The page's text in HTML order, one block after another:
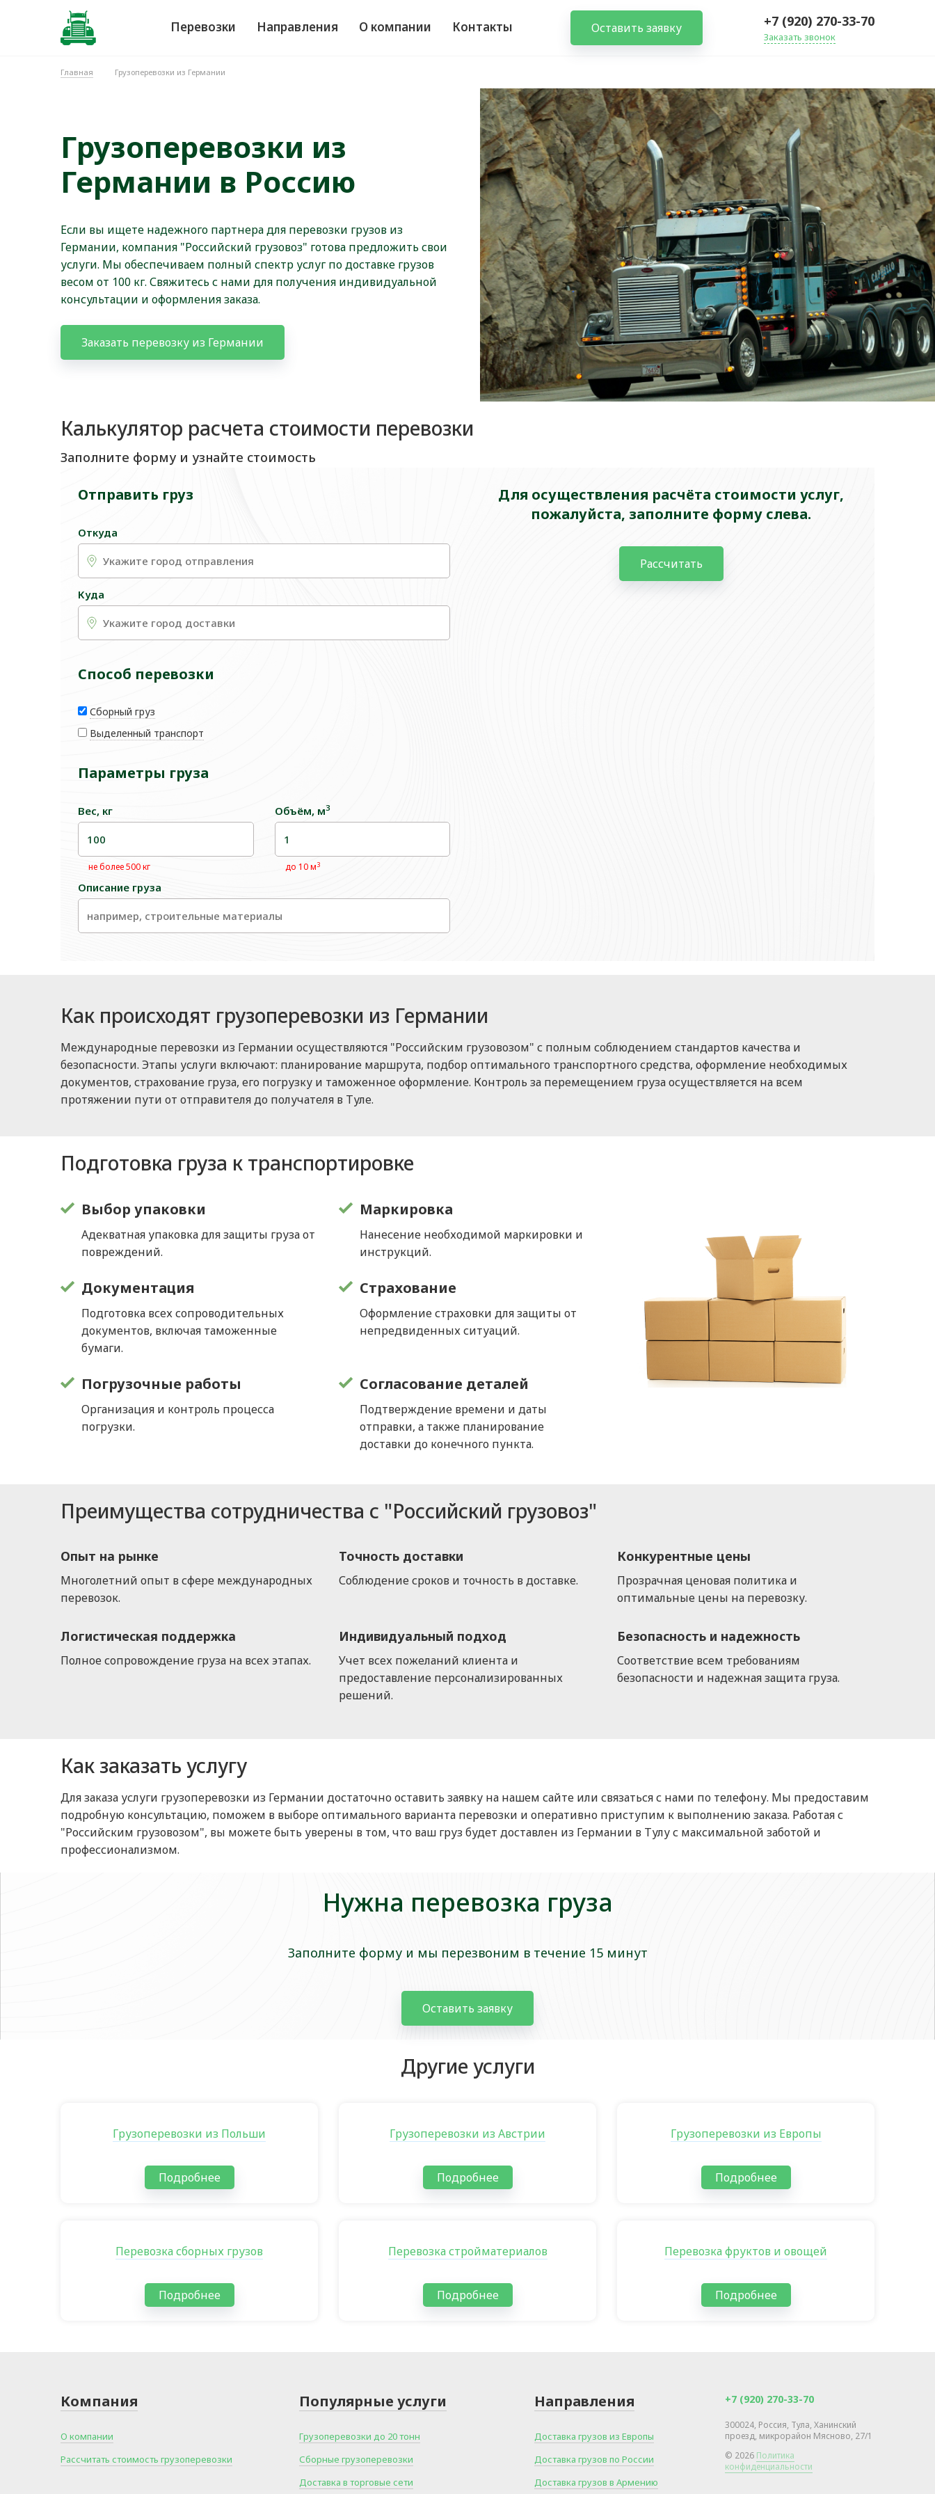
Перевозки Направления О компании Контакты Оставить заявку +7 (920) 270-33-70
Заказать звонок
Главная Грузоперевозки из Германии
Грузоперевозки из
Германии в Россию
Если вы ищете надежного партнера для перевозки грузов из
Германии, компания "Российский грузовоз" готова предложить свои
услуги. Мы обеспечиваем полный спектр услуг по доставке грузов
весом от 100 кг. Свяжитесь с нами для получения индивидуальной
консультации и оформления заказа.
Заказать перевозку из Германии
Калькулятор расчета стоимости перевозки
Заполните форму и узнайте стоимость
Отправить груз
Откуда
Куда
Способ перевозки
Сборный груз
Выделенный транспорт
Параметры груза
Вес, кг
не более 500 кг
Объём, м3
до 10 м3
Описание груза
Для осуществления расчёта стоимости услуг,
пожалуйста, заполните форму слева.
Рассчитать
Как происходят грузоперевозки из Германии
Международные перевозки из Германии осуществляются "Российским грузовозом" с полным соблюдением стандартов качества и
безопасности. Этапы услуги включают: планирование маршрута, подбор оптимального транспортного средства, оформление необходимых
документов, страхование груза, его погрузку и таможенное оформление. Контроль за перемещением груза осуществляется на всем
протяжении пути от отправителя до получателя в Туле.
Подготовка груза к транспортировке
Выбор упаковки
Адекватная упаковка для защиты груза от
повреждений.
Маркировка
Нанесение необходимой маркировки и
инструкций.
Документация
Подготовка всех сопроводительных
документов, включая таможенные
бумаги.
Страхование
Оформление страховки для защиты от
непредвиденных ситуаций.
Погрузочные работы
Организация и контроль процесса
погрузки.
Согласование деталей
Подтверждение времени и даты
отправки, а также планирование
доставки до конечного пункта.
Преимущества сотрудничества с "Российский грузовоз"
Опыт на рынке
Многолетний опыт в сфере международных
перевозок.
Точность доставки
Соблюдение сроков и точность в доставке.
Конкурентные цены
Прозрачная ценовая политика и
оптимальные цены на перевозку.
Логистическая поддержка
Полное сопровождение груза на всех этапах.
Индивидуальный подход
Учет всех пожеланий клиента и
предоставление персонализированных
решений.
Безопасность и надежность
Соответствие всем требованиям
безопасности и надежная защита груза.
Как заказать услугу
Для заказа услуги грузоперевозки из Германии достаточно оставить заявку на нашем сайте или связаться с нами по телефону. Мы предоставим
подробную консультацию, поможем в выборе оптимального варианта перевозки и оперативно приступим к выполнению заказа. Работая с
"Российским грузовозом", вы можете быть уверены в том, что ваш груз будет доставлен из Германии в Тулу с максимальной заботой и
профессионализмом.
Нужна перевозка груза
Заполните форму и мы перезвоним в течение 15 минут
Оставить заявку
Другие услуги
Грузоперевозки из Польши
Подробнее
Грузоперевозки из Австрии
Подробнее
Грузоперевозки из Европы
Подробнее
Перевозка сборных грузов
Подробнее
Перевозка стройматериалов
Подробнее
Перевозка фруктов и овощей
Подробнее
Компания
О компании
Рассчитать стоимость грузоперевозки
Популярные услуги
Грузоперевозки до 20 тонн
Сборные грузоперевозки
Доставка в торговые сети
Направления
Доставка грузов из Европы
Доставка грузов по России
Доставка грузов в Армению
+7 (920) 270-33-70
300024, Россия, Тула, Ханинский
проезд, микрорайон Мясново, 27/1
© 2026 Политика
конфиденциальности